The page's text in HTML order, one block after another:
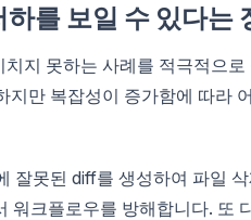
를 보일 수 있다는
지 못하는 사례를 적극적으
만 복잡성이 증가함에 따라
잘못된 diff를 생성하여 파일
크플로우를 방해합니다. 또